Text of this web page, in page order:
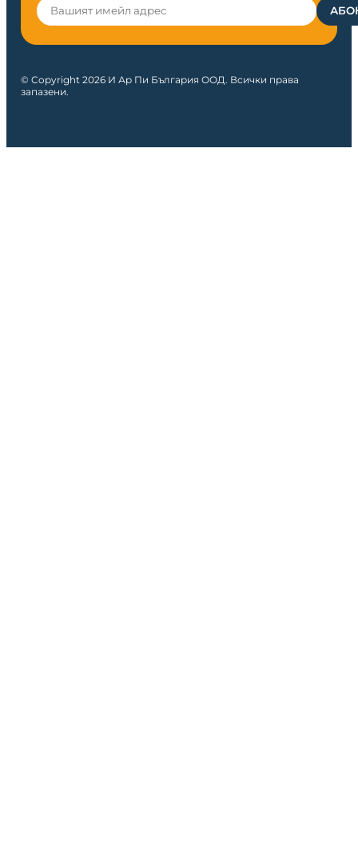
© Copyright 2026 И Ар Пи България ООД. Всички права
запазени.